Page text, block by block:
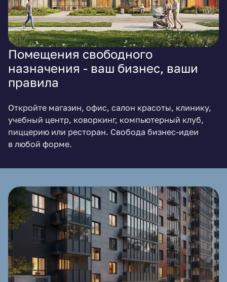
Помещения свободного
назначения - ваш бизнес, ваши
правила
Откройте магазин, офис, салон красоты, клинику,
учебный центр, коворкинг, компьютерный клуб,
пиццерию или ресторан. Свобода бизнес-идеи
в любой форме.